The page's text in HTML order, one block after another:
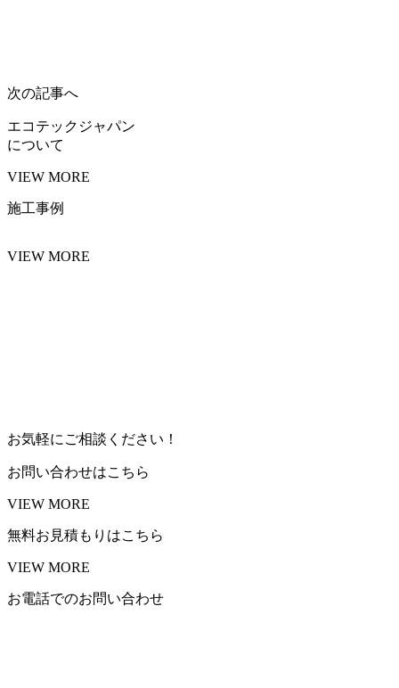
次の記事へ
エコテックジャパン
について
VIEW MORE
施工事例
VIEW MORE
お気軽にご相談ください！
お問い合わせはこちら
VIEW MORE
無料お見積もりはこちら
VIEW MORE
お電話でのお問い合わせ